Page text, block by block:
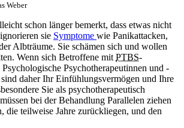
Weber
schon länger bemerkt, dass etwas nicht
sie Symptome wie Panikattacken,
Albträume. Sie schämen sich und wollen
Wenn sich Betroffene mit PTBS-
Psychotherapeutinnen und -
daher Ihr Einfühlungsvermögen und Ihre
Sie als psychotherapeutisch
bei der Behandlung Parallelen ziehen
die teilweise Jahre zurückliegen, und den